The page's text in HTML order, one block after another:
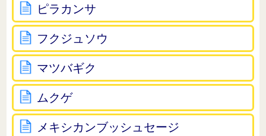
ピラカンサ
フクジュソウ
マツバギク
ムクゲ
メキシカンブッシュセージ